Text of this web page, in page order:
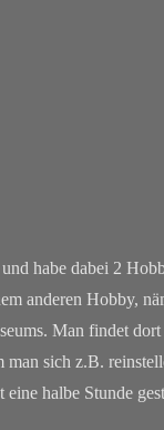
habe dabei 2
anderen Hobby,
Man findet
sich z.B.
halbe Stunde